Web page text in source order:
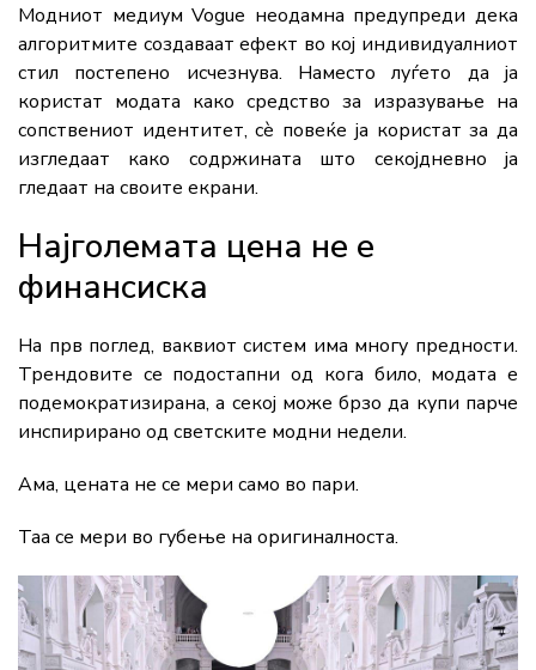
Модниот медиум Vogue неодамна предупреди дека
алгоритмите создаваат ефект во кој индивидуалниот
стил постепено исчезнува. Наместо луѓето да ја
користат модата како средство за изразување на
сопствениот идентитет, сè повеќе ја користат за да
изгледаат како содржината што секојдневно ја
гледаат на своите екрани.
Најголемата цена не е
финансиска
На прв поглед, ваквиот систем има многу предности.
Трендовите се подостапни од кога било, модата е
подемократизирана, а секој може брзо да купи парче
инспирирано од светските модни недели.
Ама, цената не се мери само во пари.
Таа се мери во губење на оригиналноста.